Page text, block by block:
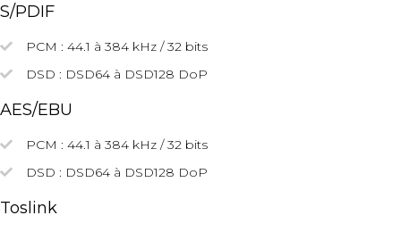
S/PDIF
PCM : 44.1 à 384 kHz / 32 bits
DSD : DSD64 à DSD128 DoP
AES/EBU
PCM : 44.1 à 384 kHz / 32 bits
DSD : DSD64 à DSD128 DoP
Toslink